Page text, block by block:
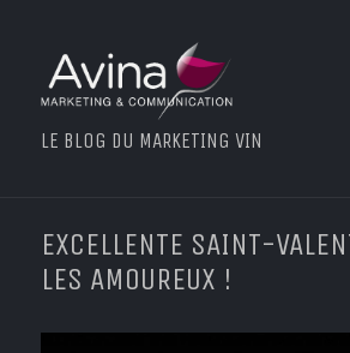
LE BLOG DU MARKETING VIN
EXCELLENTE SAINT-
LES AMOUREUX !